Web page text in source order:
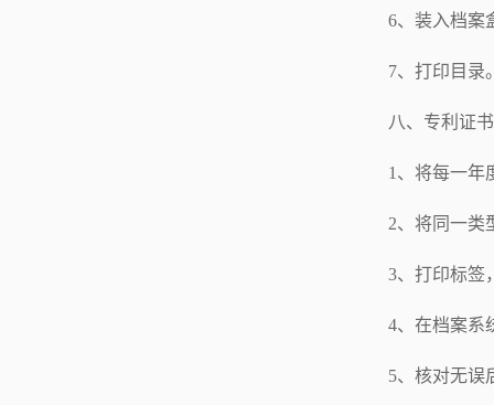
6、装入档案
7、打印目录
八、专利证
1、将每一年
2、将同一类
3、打印标签
4、在档案系
5、核对无误